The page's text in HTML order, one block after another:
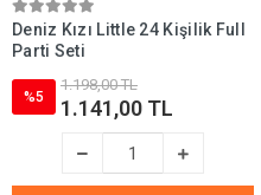
Deniz Kızı Little 24 Kişilik Full
Parti Seti
%5
1.198,00 TL
1.141,00 TL